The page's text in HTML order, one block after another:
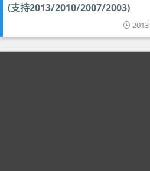
(支持2013/2010/2007/2003)